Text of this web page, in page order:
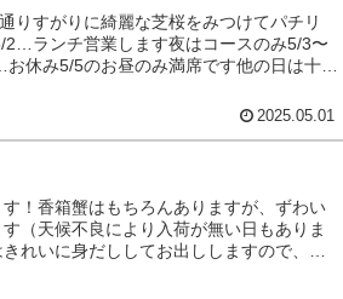
りすがりに綺麗な芝桜をみつけてパチリ
ランチ営業します夜はコースのみ5/3〜
休み5/5のお昼のみ満席です他の日は十分
2025.05.01
！香箱蟹はもちろんありますが、ずわい
（天候不良により入荷が無い日もありま
れいに身だししてお出ししますので、食